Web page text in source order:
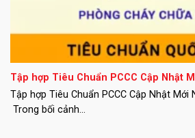
Tập hợp Tiêu Chuẩn PCCC Cập Nhật
Tập hợp Tiêu Chuẩn PCCC Cập Nhật Mới
Trong bối cảnh...